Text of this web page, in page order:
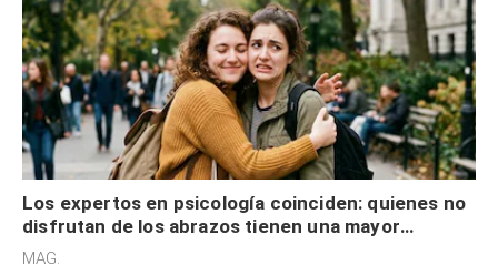
Los expertos en psicología coinciden: quienes no
disfrutan de los abrazos tienen una mayor
sensibilidad a los estímulos físicos y no es por
MAG.